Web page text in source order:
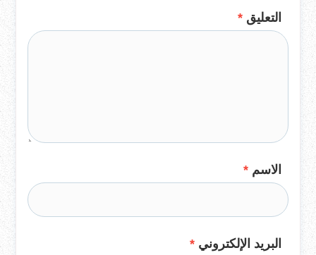
التعليق *
الاسم *
البريد الإلكتروني *